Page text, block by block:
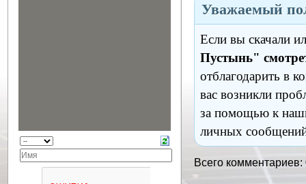
Уважаемый
Если вы скачали
Пустынь"
отблагодарить в
вас возникли
за помощью к
личных
Всего комментариев: